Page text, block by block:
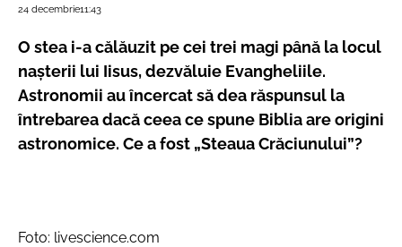
24 decembrie11:43
O stea i-a călăuzit pe cei trei magi până la locul
naşterii lui Iisus, dezvăluie Evangheliile.
Astronomii au încercat să dea răspunsul la
întrebarea dacă ceea ce spune Biblia are origini
astronomice. Ce a fost „Steaua Crăciunului”?
Foto: livescience.com